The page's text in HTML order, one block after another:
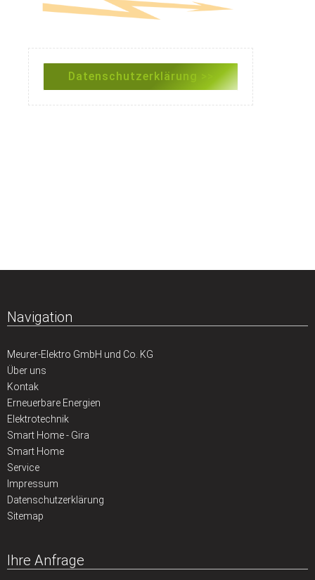
Datenschutzerklärung >>
Navigation
Meurer-Elektro GmbH und Co. KG
Über uns
Kontak
Erneuerbare Energien
Elektrotechnik
Smart Home - Gira
Smart Home
Service
Impressum
Datenschutzerklärung
Sitemap
Ihre Anfrage